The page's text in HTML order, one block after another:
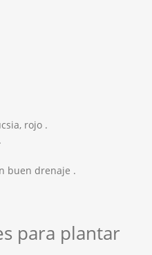
rojo .
buen drenaje .
para plantar